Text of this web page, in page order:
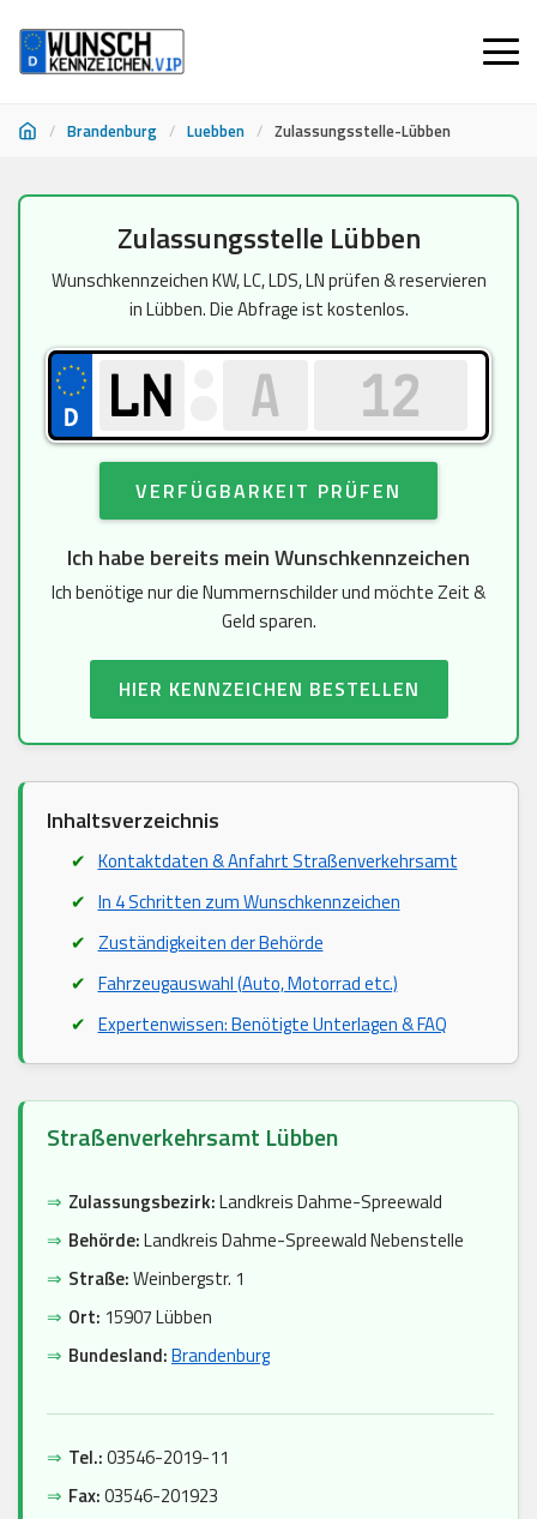
/ Brandenburg / Luebben / Zulassungsstelle-Lübben
springen
Zulassungsstelle Lübben
Wunschkennzeichen KW, LC, LDS, LN prüfen & reservieren
in Lübben. Die Abfrage ist kostenlos.
VERFÜGBARKEIT PRÜFEN
Ich habe bereits mein Wunschkennzeichen
Ich benötige nur die Nummernschilder und möchte Zeit &
Geld sparen.
HIER KENNZEICHEN BESTELLEN
Inhaltsverzeichnis
Kontaktdaten & Anfahrt Straßenverkehrsamt
In 4 Schritten zum Wunschkennzeichen
Zuständigkeiten der Behörde
Fahrzeugauswahl (Auto, Motorrad etc.)
Expertenwissen: Benötigte Unterlagen & FAQ
Straßenverkehrsamt Lübben
⇒ Zulassungsbezirk:Landkreis Dahme-Spreewald
⇒ Behörde:Landkreis Dahme-Spreewald Nebenstelle
⇒ Straße:Weinbergstr. 1
⇒ Ort: 15907 Lübben
⇒ Bundesland:Brandenburg
⇒ Tel.:03546-2019-11
⇒ Fax:03546-201923